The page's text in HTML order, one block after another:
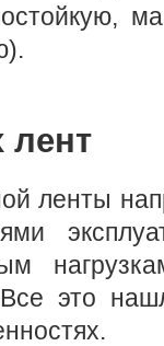
лент
ленты
это